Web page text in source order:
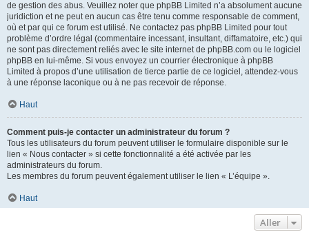
de gestion des abus. Veuillez noter que phpBB Limited n’a absolument aucune
juridiction et ne peut en aucun cas être tenu comme responsable de comment,
où et par qui ce forum est utilisé. Ne contactez pas phpBB Limited pour tout
problème d’ordre légal (commentaire incessant, insultant, diffamatoire, etc.) qui
ne sont pas directement reliés avec le site internet de phpBB.com ou le logiciel
phpBB en lui-même. Si vous envoyez un courrier électronique à phpBB
Limited à propos d’une utilisation de tierce partie de ce logiciel, attendez-vous
à une réponse laconique ou à ne pas recevoir de réponse.
Haut
Comment puis-je contacter un administrateur du forum ?
Tous les utilisateurs du forum peuvent utiliser le formulaire disponible sur le
lien « Nous contacter » si cette fonctionnalité a été activée par les
administrateurs du forum.
Les membres du forum peuvent également utiliser le lien « L’équipe ».
Haut
Aller